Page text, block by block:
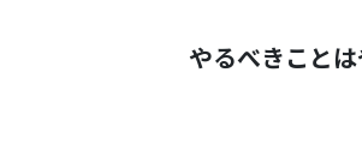
やるべきこと